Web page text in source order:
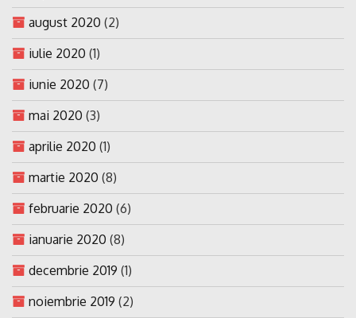
august 2020 (2)
iulie 2020 (1)
iunie 2020 (7)
mai 2020 (3)
aprilie 2020 (1)
martie 2020 (8)
februarie 2020 (6)
ianuarie 2020 (8)
decembrie 2019 (1)
noiembrie 2019 (2)